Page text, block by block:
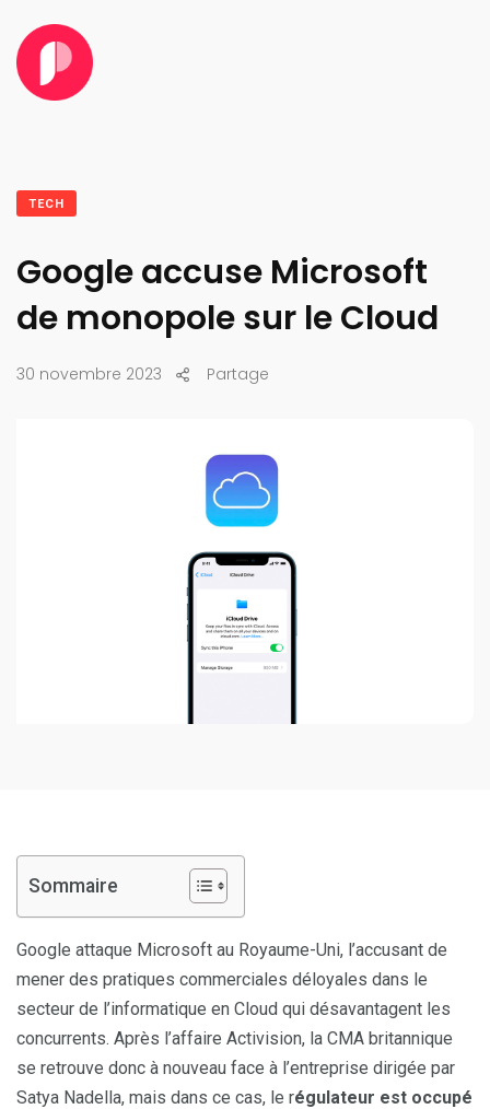
TECH
Google accuse Microsoft
de monopole sur le Cloud
30 novembre 2023 Partage
Sommaire
Google attaque Microsoft au Royaume-Uni, l’accusant de
mener des pratiques commerciales déloyales dans le
secteur de l’informatique en Cloud qui désavantagent les
concurrents. Après l’affaire Activision, la CMA britannique
se retrouve donc à nouveau face à l’entreprise dirigée par
Satya Nadella, mais dans ce cas, le régulateur est occupé